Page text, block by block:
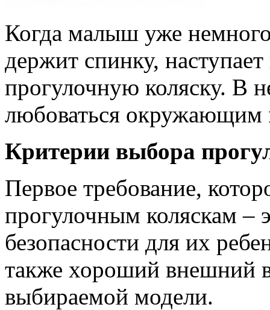
Когда малыш уже
держит спинку,
прогулочную коляску. В
любоваться окружающим
Критерии выбора
Первое требование,
прогулочным коляскам –
безопасности для их
также хороший внешний
выбираемой модели.